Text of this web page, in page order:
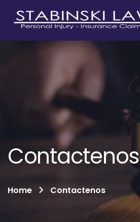
Contactenos
Home Contactenos